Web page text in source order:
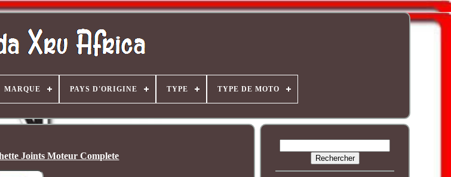
MARQUE PAYS D'ORIGINE TYPE TYPE DE MOTO
Joints Moteur Complete